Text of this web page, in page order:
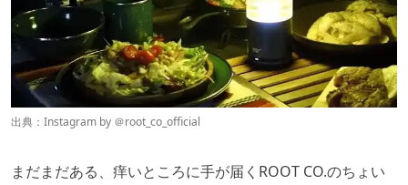
出典：Instagram by ＠root_co_official
まだまだある、痒いところに手が届くROOT CO.のちょい